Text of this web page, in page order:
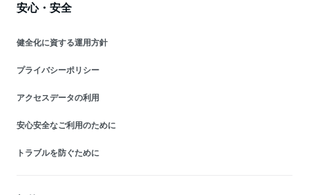
安心・安全
健全化に資する運用方針
プライバシーポリシー
アクセスデータの利用
安心安全なご利用のために
トラブルを防ぐために